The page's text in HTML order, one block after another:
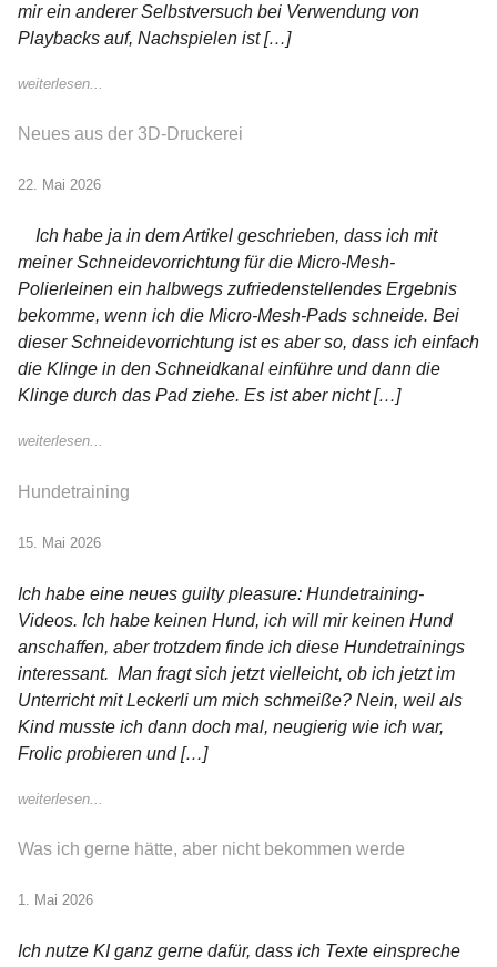
mir ein anderer Selbstversuch bei Verwendung von
Playbacks auf, Nachspielen ist […]
weiterlesen...
Neues aus der 3D-Druckerei
22. Mai 2026
Ich habe ja in dem Artikel geschrieben, dass ich mit
meiner Schneidevorrichtung für die Micro-Mesh-
Polierleinen ein halbwegs zufriedenstellendes Ergebnis
bekomme, wenn ich die Micro-Mesh-Pads schneide. Bei
dieser Schneidevorrichtung ist es aber so, dass ich einfach
die Klinge in den Schneidkanal einführe und dann die
Klinge durch das Pad ziehe. Es ist aber nicht […]
weiterlesen...
Hundetraining
15. Mai 2026
Ich habe eine neues guilty pleasure: Hundetraining-
Videos. Ich habe keinen Hund, ich will mir keinen Hund
anschaffen, aber trotzdem finde ich diese Hundetrainings
interessant. Man fragt sich jetzt vielleicht, ob ich jetzt im
Unterricht mit Leckerli um mich schmeiße? Nein, weil als
Kind musste ich dann doch mal, neugierig wie ich war,
Frolic probieren und […]
weiterlesen...
Was ich gerne hätte, aber nicht bekommen werde
1. Mai 2026
Ich nutze KI ganz gerne dafür, dass ich Texte einspreche